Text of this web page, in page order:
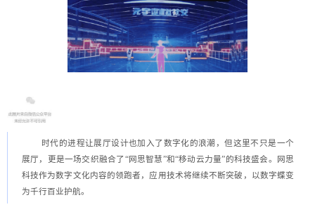
时代的进程让展厅设计也加入了数字化的浪潮，但这里不只是一个
展厅，更是一场交织融合了“网思智慧”和“移动云力量”的科技盛会。网思
科技作为数字文化内容的领跑者，应用技术将继续不断突破，以数字蝶变
为千行百业护航。